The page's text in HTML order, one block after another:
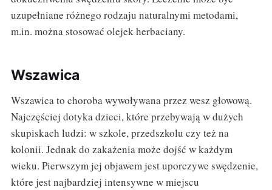
uzupełniane różnego rodzaju naturalnymi metodami,
m.in. można stosować olejek herbaciany.
Wszawica
Wszawica to choroba wywoływana przez wesz głowową.
Najczęściej dotyka dzieci, które przebywają w dużych
skupiskach ludzi: w szkole, przedszkolu czy też na
kolonii. Jednak do zakażenia może dojść w każdym
wieku. Pierwszym jej objawem jest uporczywe swędzenie,
które jest najbardziej intensywne w miejscu